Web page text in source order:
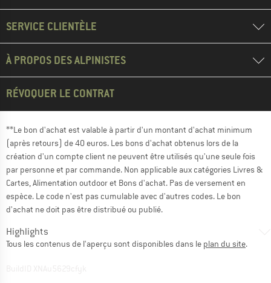
SERVICE CLIENTÈLE
À PROPOS DES ALPINISTES
RÉVOQUER LE CONTRAT
**Le bon d'achat est valable à partir d'un montant d'achat minimum
(après retours) de 40 euros. Les bons d'achat obtenus lors de la
création d'un compte client ne peuvent être utilisés qu'une seule fois
par personne et par commande. Non applicable aux catégories Livres &
Cartes, Alimentation outdoor et Bons d'achat. Pas de versement en
espèce. Le code n'est pas cumulable avec d'autres codes. Le bon
d'achat ne doit pas être distribué ou publié.
Highlights
Tous les contenus de l'aperçu sont disponibles dans le plan du site.